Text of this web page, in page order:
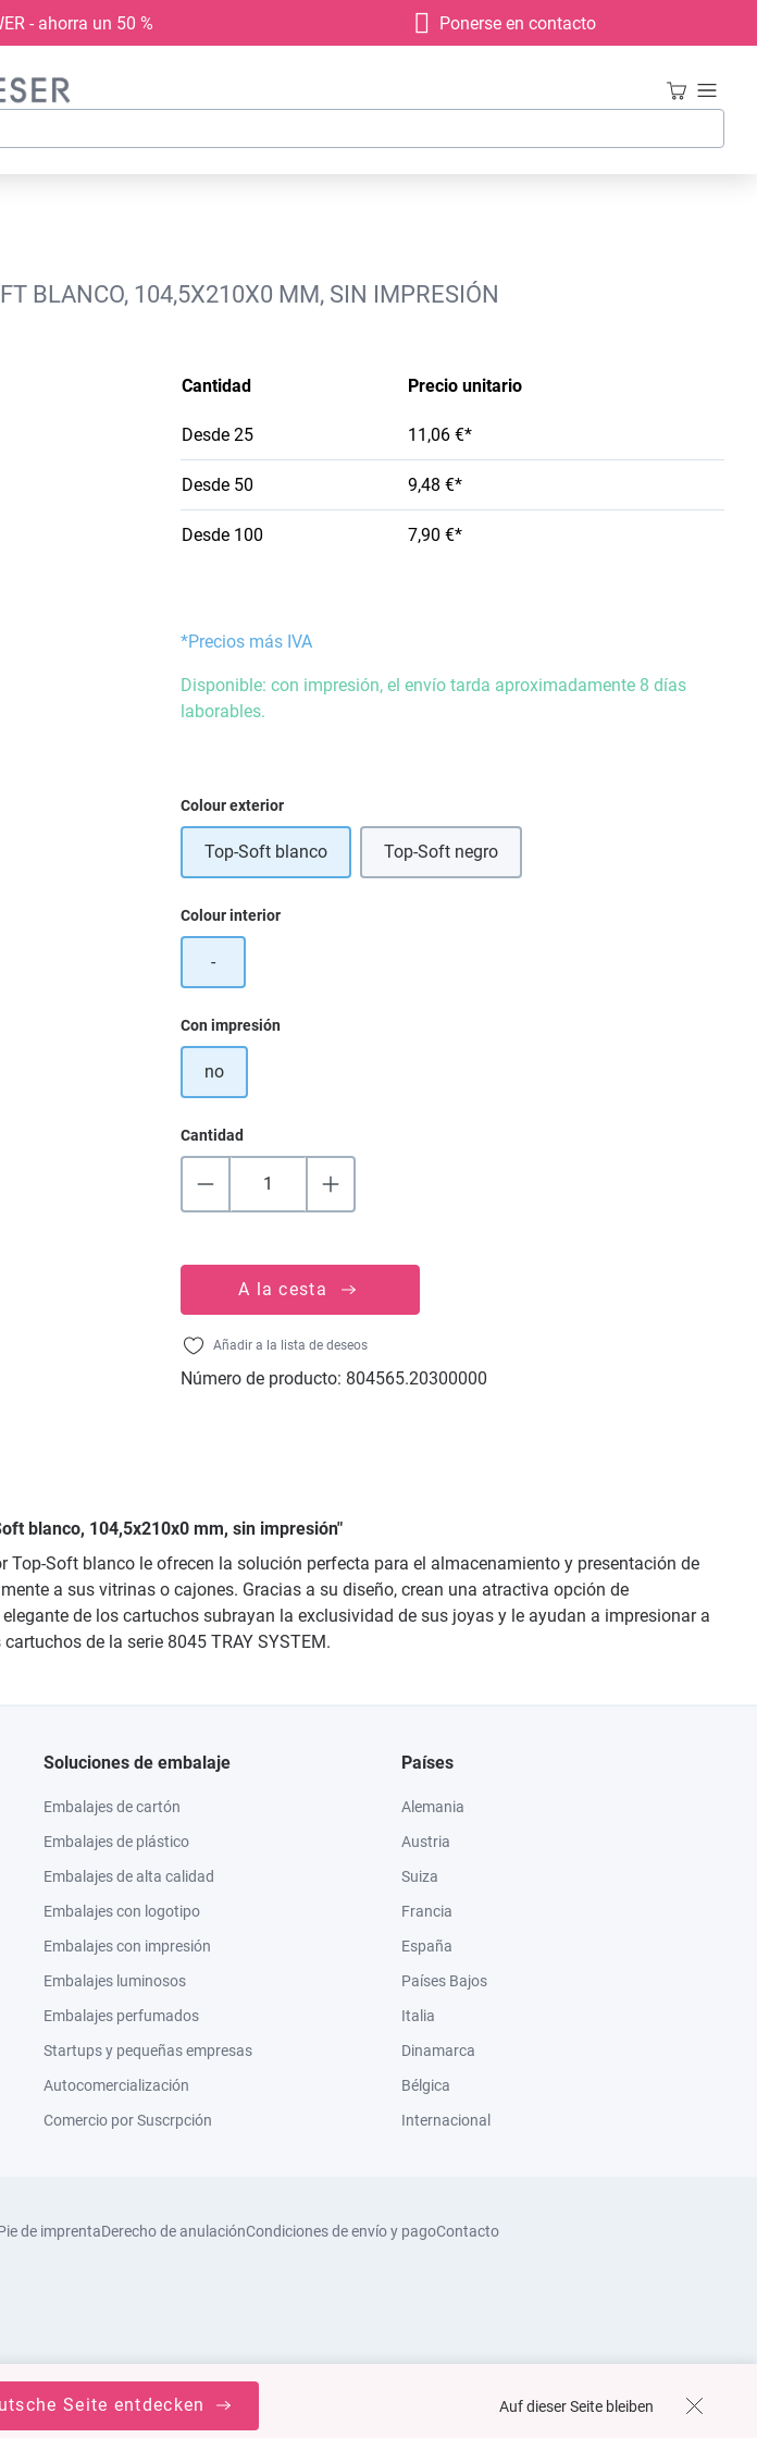
- ahorra un 50 % Ponerse en contacto
BLANCO, 104,5X210X0 MM, SIN IMPRESIÓN
Cantidad Precio unitario
Desde 25 11,06 €*
Desde 50 9,48 €*
Desde 100 7,90 €*
*Precios más IVA
Disponible: con impresión, el envío tarda aproximadamente 8 días
laborables.
Seleccione
Colour exterior
Top-Soft blanco Top-Soft negro
Seleccione
Colour interior
-
Seleccione
Con impresión
no
Cantidad
A la cesta
Añadir a la lista de deseos
Número de producto: 804565.20300000
blanco, 104,5x210x0 mm, sin impresión"
Top-Soft blanco le ofrecen la solución perfecta para el almacenamiento y presentación de
a sus vitrinas o cajones. Gracias a su diseño, crean una atractiva opción de
de los cartuchos subrayan la exclusividad de sus joyas y le ayudan a impresionar a
de la serie 8045 TRAY SYSTEM.
Soluciones de embalaje
Embalajes de cartón
Embalajes de plástico
Embalajes de alta calidad
Embalajes con logotipo
Embalajes con impresión
Embalajes luminosos
Embalajes perfumados
Startups y pequeñas empresas
Autocomercialización
Comercio por Suscrpción
Países
Alemania
Austria
Suiza
Francia
España
Países Bajos
Italia
Dinamarca
Bélgica
Internacional
de imprentaDerecho de anulaciónCondiciones de envío y pagoContacto
Seite entdecken Auf dieser Seite bleiben